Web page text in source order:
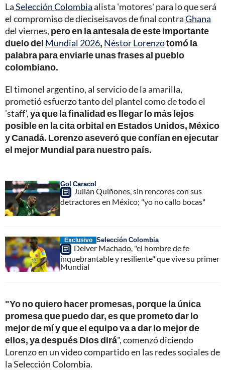
LaSelección Colombiaalista 'motores' para lo que será
el compromiso de dieciseisavos de final contraGhana
del viernes, pero en la antesala de este importante
duelo del Mundial 2026, Néstor Lorenzotomó la
palabra para enviarle unas frases al pueblo
colombiano.
El timonel argentino, al servicio de la amarilla,
prometió esfuerzo tanto del plantel como de todo el
'staff',ya que la finalidad es llegar lo más lejos
posible en la cita orbital en Estados Unidos, México
y Canadá. Lorenzo aseveró que confían en ejecutar
el mejor Mundial para nuestro país.
Gol Caracol
Julián Quiñones, sin rencores con sus
detractores en México; "yo no callo bocas"
Exclusivo Selección Colombia
Deiver Machado, "el hombre de fe
inquebrantable y resiliente" que vive su primer
Mundial
"Yo no quiero hacer promesas, porque la única
promesa que puedo dar, es que prometo dar lo
mejor de mí y que el equipo va a dar lo mejor de
ellos, ya después Dios dirá", comenzó diciendo
Lorenzo en un video compartido en las redes sociales de
la Selección Colombia.